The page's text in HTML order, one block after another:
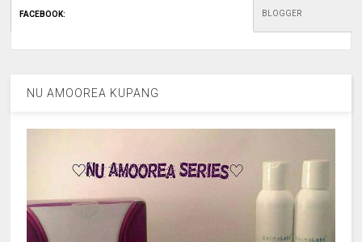
FACEBOOK: BLOGGER
NU AMOOREA KUPANG